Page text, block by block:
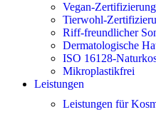
Vegan-Zertifizierung
Tierwohl-
Riff-freundlicher
Dermatologische
ISO 16128-
Mikroplastikfrei
Leistungen
Leistungen für